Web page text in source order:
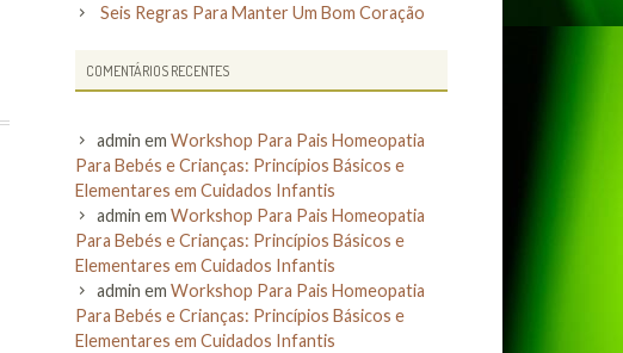
Seis Regras Para Manter Um Bom Coração
COMENTÁRIOS RECENTES
admin em Workshop Para Pais Homeopatia
Para Bebés e Crianças: Princípios Básicos e
Elementares em Cuidados Infantis
admin em Workshop Para Pais Homeopatia
Para Bebés e Crianças: Princípios Básicos e
Elementares em Cuidados Infantis
admin em Workshop Para Pais Homeopatia
Para Bebés e Crianças: Princípios Básicos e
Elementares em Cuidados Infantis